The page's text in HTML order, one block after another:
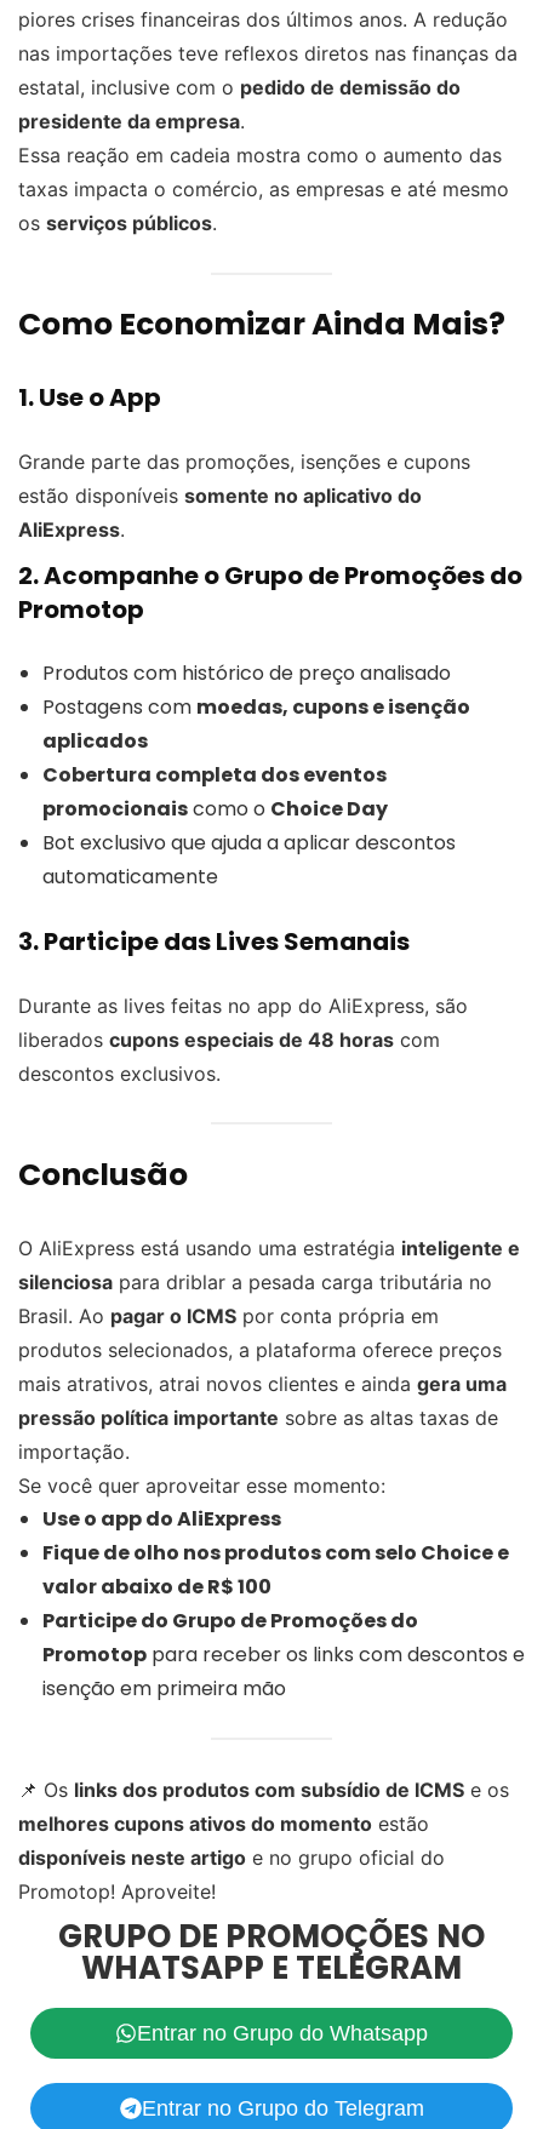
piores crises financeiras dos últimos anos. A redução
nas importações teve reflexos diretos nas finanças da
estatal, inclusive com o pedido de demissão do
presidente da empresa.
Essa reação em cadeia mostra como o aumento das
taxas impacta o comércio, as empresas e até mesmo
os serviços públicos.
Como Economizar Ainda Mais?
1. Use o App
Grande parte das promoções, isenções e cupons
estão disponíveis somente no aplicativo do
AliExpress.
2. Acompanhe o Grupo de Promoções do
Promotop
Produtos com histórico de preço analisado
Postagens com moedas, cupons e isenção
aplicados
Cobertura completa dos eventos
promocionaiscomo o Choice Day
Bot exclusivo que ajuda a aplicar descontos
automaticamente
3. Participe das Lives Semanais
Durante as lives feitas no app do AliExpress, são
liberados cupons especiais de 48 horas com
descontos exclusivos.
Conclusão
O AliExpress está usando uma estratégia inteligente e
silenciosa para driblar a pesada carga tributária no
Brasil. Ao pagar o ICMS por conta própria em
produtos selecionados, a plataforma oferece preços
mais atrativos, atrai novos clientes e ainda gera uma
pressão política importante sobre as altas taxas de
importação.
Se você quer aproveitar esse momento:
Use o app do AliExpress
Fique de olho nos produtos com selo Choice e
valor abaixo de R$ 100
Participe do Grupo de Promoções do
Promotop para receber os links com descontos e
isenção em primeira mão
📌 Os links dos produtos com subsídio de ICMS e os
melhores cupons ativos do momento estão
disponíveis neste artigo e no grupo oficial do
Promotop! Aproveite!
GRUPO DE PROMOÇÕES NO
WHATSAPP E TELEGRAM
Entrar no Grupo do Whatsapp
Entrar no Grupo do Telegram